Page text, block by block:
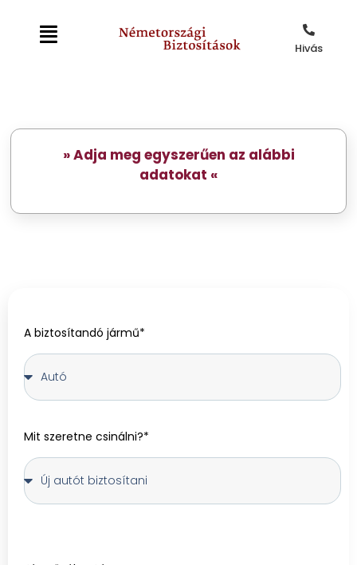
Hivás
»Adja meg egyszerűen az alábbi
adatokat «
A biztosítandó jármű*
Mit szeretne csinálni?*